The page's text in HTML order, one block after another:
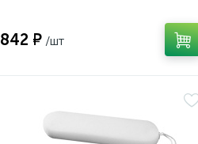
842 ₽